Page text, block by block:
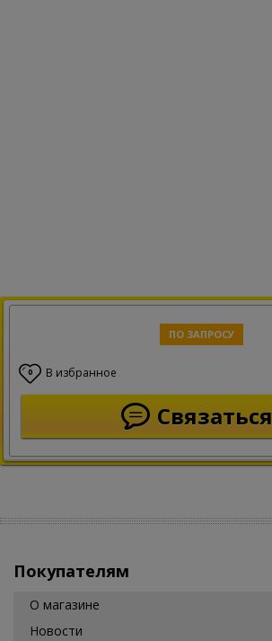
ПО ЗАПРОСУ
0 В избранное
Связаться
Покупателям
О магазине
Новости